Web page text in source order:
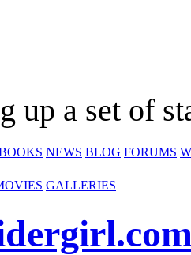
up a set of
NEWS BLOG FORUMS
GALLERIES